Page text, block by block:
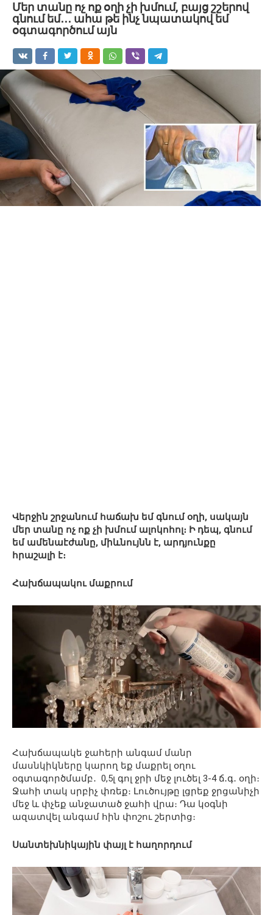
Մեր տանը ոչ ոք օղի չի խմում, բայց շշերով
գնում եմ․․․ ահա թե ինչ նպատակով եմ
օգտագործում այն
Վերջին շրջանում հաճախ եմ գնում օղի, սակայն
մեր տանը ոչ ոք չի խմում ալոկոհոլ։ Ի դեպ, գնում
եմ ամենաէժանը, միևնույնն է, արդյունքը
հրաշալի է։
Հախճապակու մաքրում
Հախճապակե ջահերի անգամ մանր
մասնկիկները կարող եք մաքրել օղու
օգտագործմամբ․ 0,5լ գոլ ջրի մեջ լուծել 3-4 ճ․գ․ օղի։
Ջահի տակ սրբիչ փռեք։ Լուծույթը լցրեք ջրցանիչի
մեջ և փչեք անջատած ջահի վրա։ Դա կօգնի
ազատվել անգամ հին փոշու շերտից։
Սանտեխնիկային փայլ է հաղորդում